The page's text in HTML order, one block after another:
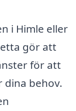
i Himle eller
gör att
för att
dina behov.